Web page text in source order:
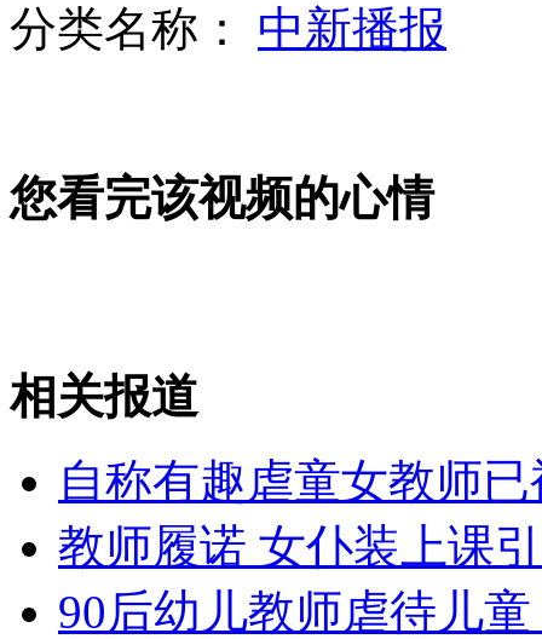
无痛分娩是否安全 医生回应
外交部：反对强权政治霸凌主义
外交部：有关国家言论片面不公正
分类名称： 中新播报
您看完该视频的心情
相关报道
自称有趣虐童女教师
教师履诺 女仆装上课
90后幼儿教师虐待儿